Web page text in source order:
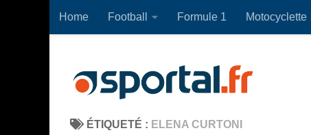
Skip to content
Home Football Formule 1 Motocyclette
ÉTIQUETÉ : ELENA CURTONI